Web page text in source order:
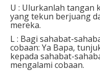
U : Ulurkanlah tangan
yang tekun berjuang
mereka.⁣
L : Bagi sahabat-
cobaan: Ya Bapa,
kepada sahabat-
mengalami cobaan.⁣